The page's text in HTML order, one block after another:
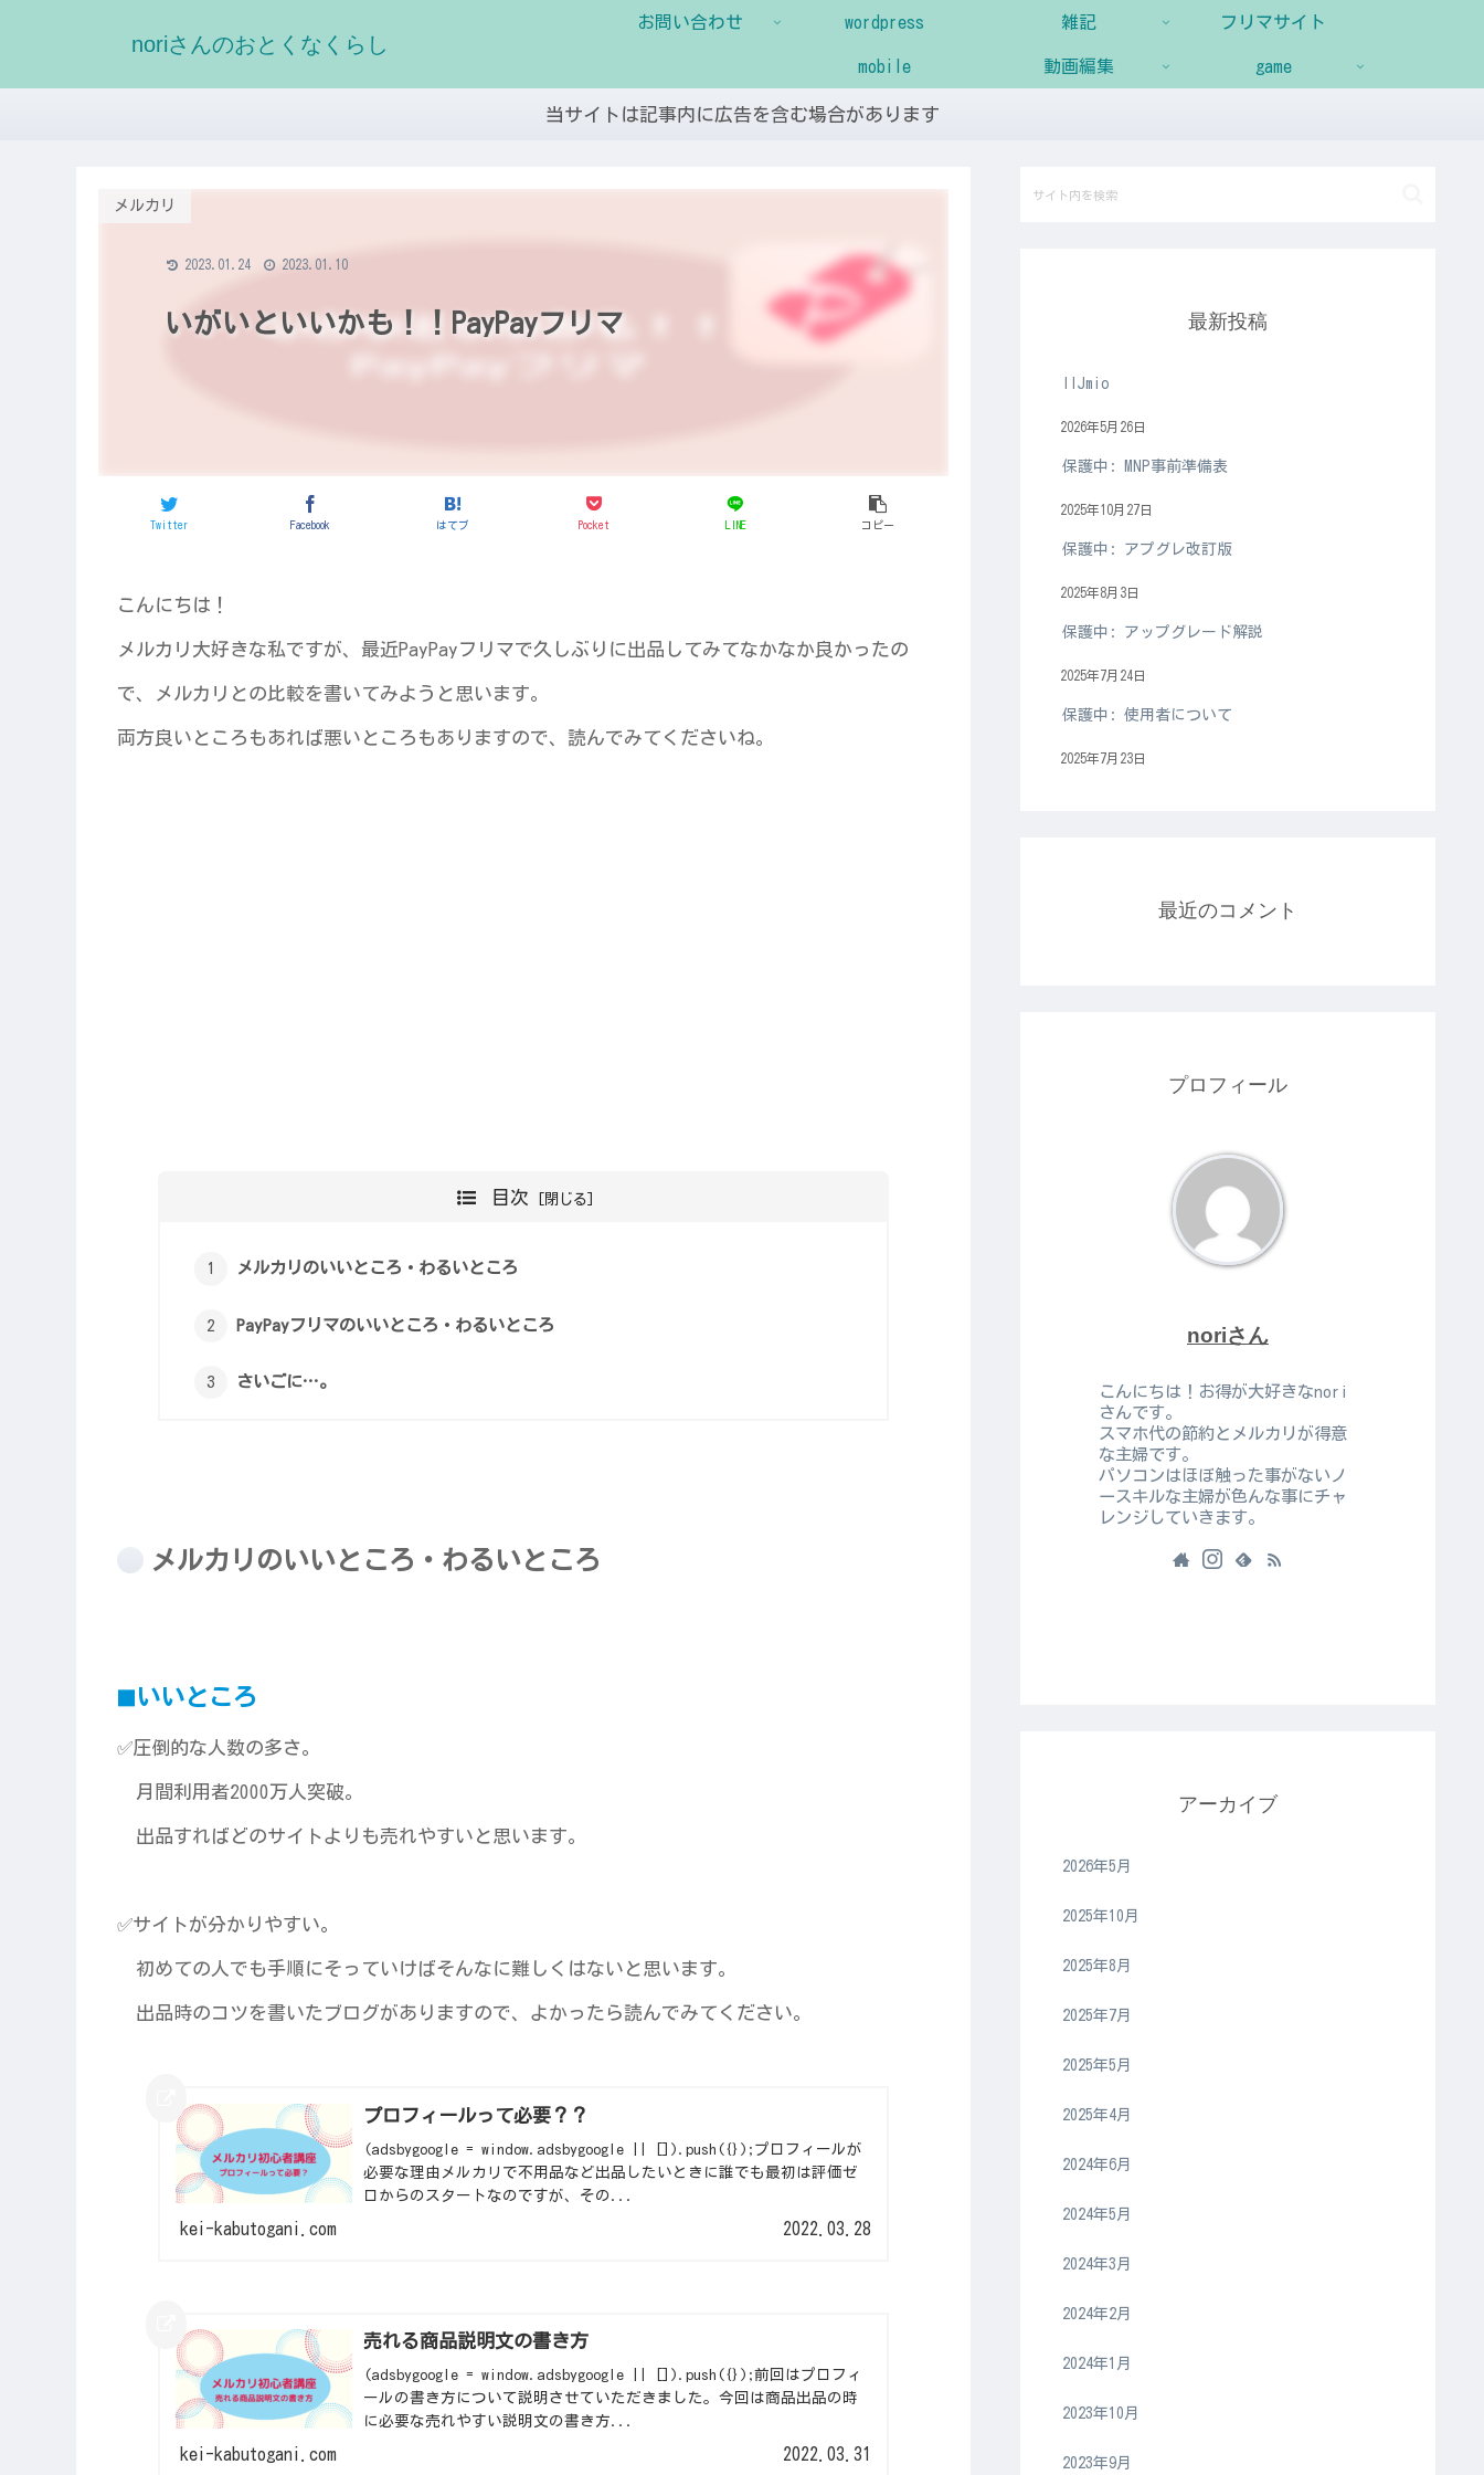
noriさんのおとくなくらし
お問い合わせ wordpress 雑記 フリマサイト
mobile 動画編集 game
当サイトは記事内に広告を含む場合があります
いがいといいかも！！PayPayフリマ
メルカリ
Twitter Facebook はてブ Pocket LINE コピー
2023.01.24 2023.01.10
こんにちは！
メルカリ大好きな私ですが、最近PayPayフリマで久しぶりに出品してみてなかなか良かったの
で、メルカリとの比較を書いてみようと思います。
両方良いところもあれば悪いところもありますので、読んでみてくださいね。
目次
メルカリのいいところ・わるいところ
PayPayフリマのいいところ・わるいところ
さいごに…。
メルカリのいいところ・わるいところ
いいところ
✅圧倒的な人数の多さ。
月間利用者2000万人突破。
出品すればどのサイトよりも売れやすいと思います。
✅サイトが分かりやすい。
初めての人でも手順にそっていけばそんなに難しくはないと思います。
出品時のコツを書いたブログがありますので、よかったら読んでみてください。
プロフィールって必要？？
(adsbygoogle = window.adsbygoogle || []).push({});プロフィールが
必要な理由メルカリで不用品など出品したいときに誰でも最初は評価ゼ
ロからのスタートなのですが、その...
kei-kabutogani.com 2022.03.28
売れる商品説明文の書き方
(adsbygoogle = window.adsbygoogle || []).push({});前回はプロフィ
ールの書き方について説明させていただきました。今回は商品出品の時
に必要な売れやすい説明文の書き方...
kei-kabutogani.com 2022.03.31
最新投稿
IIJmio
2026年5月26日
保護中: MNP事前準備表
2025年10月27日
保護中: アプグレ改訂版
2025年8月3日
保護中: アップグレード解説
2025年7月24日
保護中: 使用者について
2025年7月23日
最近のコメント
プロフィール
noriさん
こんにちは！お得が大好きなnori
さんです。
スマホ代の節約とメルカリが得意
な主婦です。
パソコンはほぼ触った事がないノ
ースキルな主婦が色んな事にチャ
レンジしていきます。
アーカイブ
2026年5月
2025年10月
2025年8月
2025年7月
2025年5月
2025年4月
2024年6月
2024年5月
2024年3月
2024年2月
2024年1月
2023年10月
2023年9月